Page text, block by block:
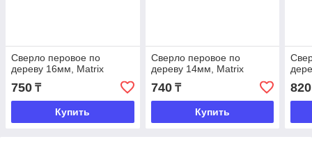
Сверло перовое по
дереву 16мм, Matrix
750 ₸
Купить
Сверло перовое по
дереву 14мм, Matrix
740₸
Купить
820